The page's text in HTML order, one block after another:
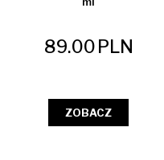
89.00PLN
ZOBACZ